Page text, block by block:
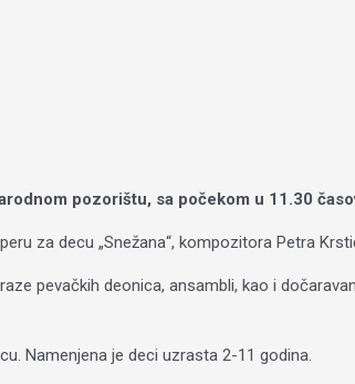
pozorištu, sa počekom u 11.30
za decu „Snežana“, kompozitora Petra
pevačkih deonica, ansambli, kao i
Namenjena je deci uzrasta 2-11 godina.